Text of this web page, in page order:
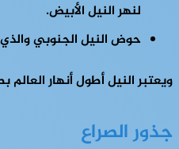
لنهر النيل الأبيض.
حوض النيل الجنوبي
ويعتبر النيل أطول أنهار العالم بطول 6650 كيلومترا، ويغطي حوض النيل مساحة قدرها 3.4 ملايين كيلومترا مربعا ويتميز النيل وروافده بالجريان
جذور الصراع